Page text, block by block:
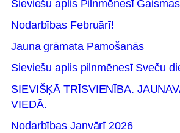
Sieviešu aplis Pilnmēnesī
Nodarbības Februārī!
Jauna grāmata Pamošanās
Sieviešu aplis pilnmēnesī Sveču
SIEVIŠĶĀ TRĪSVIENĪBA.
VIEDĀ.
Nodarbības Janvārī 2026